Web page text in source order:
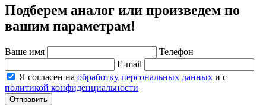
Подберем аналог или произведем по
вашим параметрам!
Ваше имя
Телефон
E-mail
Я согласен на обработку персональных данных и с
политикой конфиденциальности
Отправить